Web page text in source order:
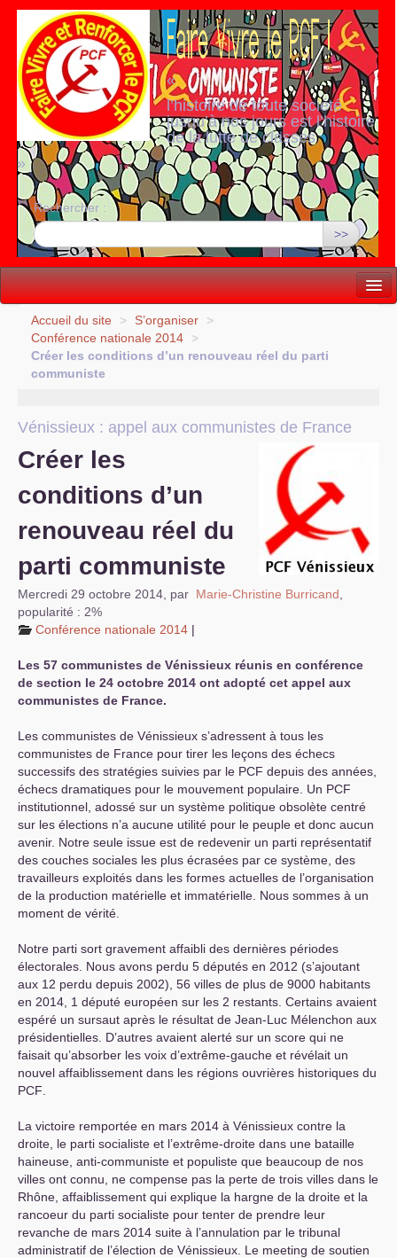
«
l’histoire de toute société
jusqu’à nos jours est l’histoire
de la lutte de classes
»
Rechercher :
>>
Vie politique
Lutter, Unir...
S’organiser
Comprendre...
Vie du site
Accueil du site > S’organiser
>
Conférence nationale 2014
>
Créer les conditions d’un renouveau réel du parti
communiste
Vénissieux : appel aux communistes de France
Créer les
conditions d’un
renouveau réel du
parti communiste
Mercredi 29 octobre 2014 par Marie-Christine Burricand
popularité : 2%
Conférence nationale 2014 |
Les 57 communistes de Vénissieux réunis en conférence
de section le 24 octobre 2014 ont adopté cet appel aux
communistes de France.
Les communistes de Vénissieux s’adressent à tous les
communistes de France pour tirer les leçons des échecs
successifs des stratégies suivies par le PCF depuis des années,
échecs dramatiques pour le mouvement populaire. Un PCF
institutionnel, adossé sur un système politique obsolète centré
sur les élections n’a aucune utilité pour le peuple et donc aucun
avenir. Notre seule issue est de redevenir un parti représentatif
des couches sociales les plus écrasées par ce système, des
travailleurs exploités dans les formes actuelles de l’organisation
de la production matérielle et immatérielle. Nous sommes à un
moment de vérité.
Notre parti sort gravement affaibli des dernières périodes
électorales. Nous avons perdu 5 députés en 2012 (s’ajoutant
aux 12 perdu depuis 2002), 56 villes de plus de 9000 habitants
en 2014, 1 député européen sur les 2 restants. Certains avaient
espéré un sursaut après le résultat de Jean-Luc Mélenchon aux
présidentielles. D’autres avaient alerté sur un score qui ne
faisait qu’absorber les voix d’extrême-gauche et révélait un
nouvel affaiblissement dans les régions ouvrières historiques du
PCF
La victoire remportée en mars 2014 à Vénissieux contre la
droite, le parti socialiste et l’extrême-droite dans une bataille
haineuse, anti-communiste et populiste que beaucoup de nos
villes ont connu, ne compense pas la perte de trois villes dans le
Rhône, affaiblissement qui explique la hargne de la droite et la
rancoeur du parti socialiste pour tenter de prendre leur
revanche de mars 2014 suite à l’annulation par le tribunal
administratif de l’élection de Vénissieux. Le meeting de soutien